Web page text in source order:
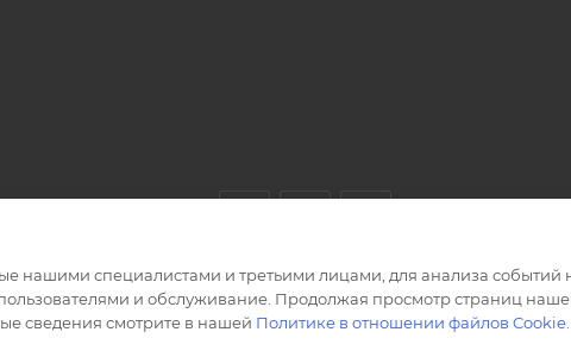
нашими специалистами и третьими лицами, для анализа событий
и обслуживание. Продолжая просмотр страниц
сведения смотрите в нашей Политике в отношении файлов Cookie